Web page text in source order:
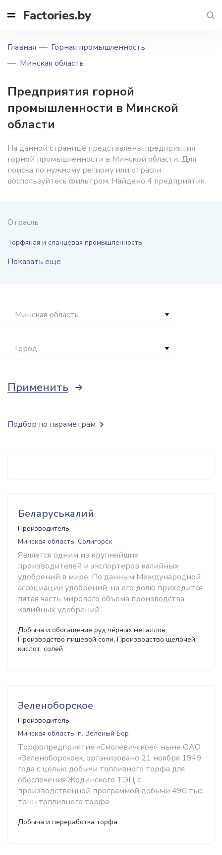
Factories.by
Главная
Горная промышленность
Минская область
Предприятия горной
промышленности в Минской
области
На данной странице представлены предприятия
горной промышленности в Минской области. Для
поиска по нужному региону или отрасли
воспользуйтесь фильтром. Найдено 4 предприятия.
Отрасль
Торфяная и сланцевая промышленность
Показать еще
Минская область
Город
Применить
Беларуськалий
Производитель
Минская область, Солигорск
Является одним из крупнейших
производителей и экспортеров калийных
удобрений в мире. По данным Международной
ассоциации удобрений, на его долю приходится
пятая часть мирового объема производства
калийных удобрений.
Добыча и обогащение руд чёрных металлов,
Производство пищевой соли, Производство щелочей,
кислот, солей
Зеленоборское
Производитель
Минская область, п. Зеленый Бор
Торфопредприятие «Смолевичское», ныне ОАО
«Зеленоборское», организовано 21 ноября 1949
года с целью добычи топливного торфа для
обеспечения Жодинского ТЭЦ с
производственной программой добычи 490 тыс.
тонн топливного торфа.
Добыча и переработка торфа
Подбор по параметрам